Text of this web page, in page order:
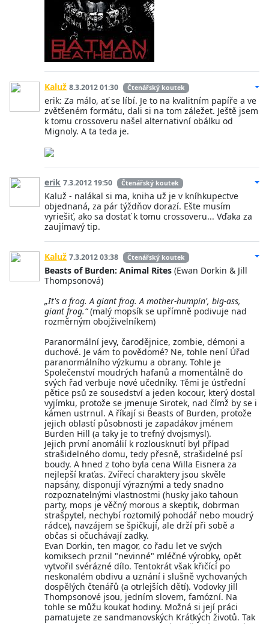
Kaluž 8.3.2012 01:30 Čtenářský koutek
erik: Za málo, ať se líbí. Je to na kvalitním papíře a ve
zvětšeném formátu, dali si na tom záležet. Ještě jsem
k tomu crossoveru našel alternativní obálku od
Mignoly. A ta teda je.
erik 7.3.2012 19:50 Čtenářský koutek
Kaluž - nalákal si ma, kniha už je v kníhkupectve
objednaná, za pár týždňov dorazí. Ešte musím
vyriešiť, ako sa dostať k tomu crossoveru... Vďaka za
zaujímavý tip.
Kaluž 7.3.2012 03:38 Čtenářský koutek
Beasts of Burden: Animal Rites (Ewan Dorkin & Jill
Thompsonová)
„It's a frog. A giant frog. A mother-humpin', big-ass,
giant frog.“(malý mopsík se upřímně podivuje nad
rozměrným obojživelníkem)
Paranormální jevy, čarodějnice, zombie, démoni a
duchové. Je vám to povědomé? Ne, tohle není Úřad
paranormálního výzkumu a obrany. Tohle je
Společenství moudrých hafanů a momentálně do
svých řad verbuje nové učedníky. Těmi je ústřední
pětice psů ze sousedství a jeden kocour, který dostal
vyjímku, protože se jmenuje Sirotek, nad čímž by se i
kámen ustrnul. A říkají si Beasts of Burden, protože
jejich oblastí působnosti je zapadákov jménem
Burden Hill (a taky je to trefný dvojsmysl).
Jejich první anomálií k rozlousknutí byl případ
strašidelného domu, tedy přesně, strašidelné psí
boudy. A hned z toho byla cena Willa Eisnera za
nejlepší kraťas. Zvířecí charaktery jsou skvěle
napsány, disponují výraznými a tedy snadno
rozpoznatelnými vlastnostmi (husky jako tahoun
party, mops je věčný morous a skeptik, dobrman
strašpytel, nechybí roztomilý pohodář nebo moudrý
rádce), navzájem se špičkují, ale drží při sobě a
občas si očuchávají zadky.
Evan Dorkin, ten magor, co řadu let ve svých
komiksech prznil "nevinné" mléčné výrobky, opět
vytvořil svérázné dílo. Tentokrát však křičící po
neskonalém obdivu a uznání i slušně vychovaných
dospělých čtenářů (a otrlejších dětí). Vodovky Jill
Thompsonové jsou, jedním slovem, famózní. Na
tohle se můžu koukat hodiny. Možná si její práci
pamatujete ze sandmanovských Krátkých životů. Tak